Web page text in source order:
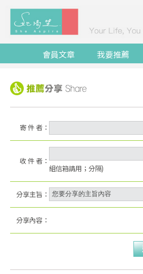
會員文章 我要推薦
寄 件 者：
收 件 者：
組信箱請用；分隔)
分享主旨：
分享內容：